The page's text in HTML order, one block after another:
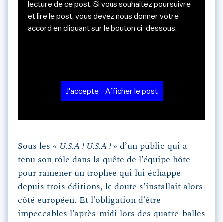
lecture de ce post. Si vous souhaitez poursuivre
et lire le post, vous devez nous donner votre
accord en cliquant sur le bouton ci-dessous.
J'accepte - Afficher le post
Sous les « U.S.A ! U.S.A ! » d’un public qui a
tenu son rôle dans la quête de l’équipe hôte
pour ramener un trophée qui lui échappe
depuis trois éditions, le doute s’installait alors
côté européen. Et l’obligation d’être
impeccables l’après-midi lors des quatre-balles